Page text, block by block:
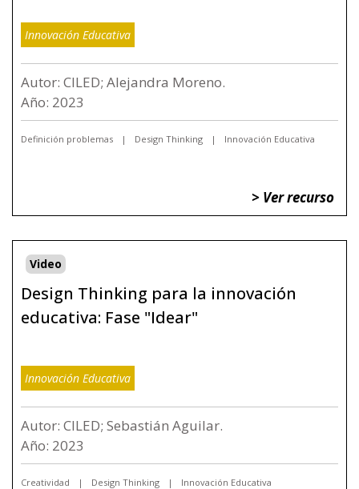
Innovación Educativa
Autor: CILED; Alejandra Moreno.
Año: 2023
Definición problemas Design Thinking Innovación Educativa
> Ver recurso
Video
Design Thinking para la innovación
educativa: Fase "Idear"
Innovación Educativa
Autor: CILED; Sebastián Aguilar.
Año: 2023
Creatividad Design Thinking Innovación Educativa